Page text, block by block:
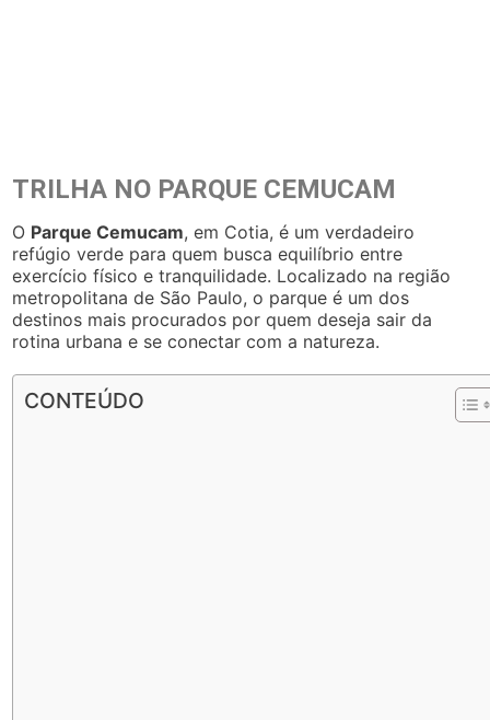
TRILHA NO PARQUE CEMUCAM
O Parque Cemucam, em Cotia, é um verdadeiro
refúgio verde para quem busca equilíbrio entre
exercício físico e tranquilidade. Localizado na região
metropolitana de São Paulo, o parque é um dos
destinos mais procurados por quem deseja sair da
rotina urbana e se conectar com a natureza.
CONTEÚDO